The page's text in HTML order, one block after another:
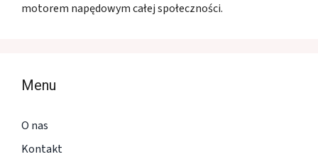
motorem napędowym całej społeczności.
Menu
O nas
Kontakt